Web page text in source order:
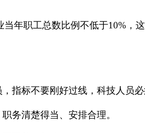
年职工总数比例不低于10%，
指标不要刚好过线，科技人员必
务清楚得当、安排合理。